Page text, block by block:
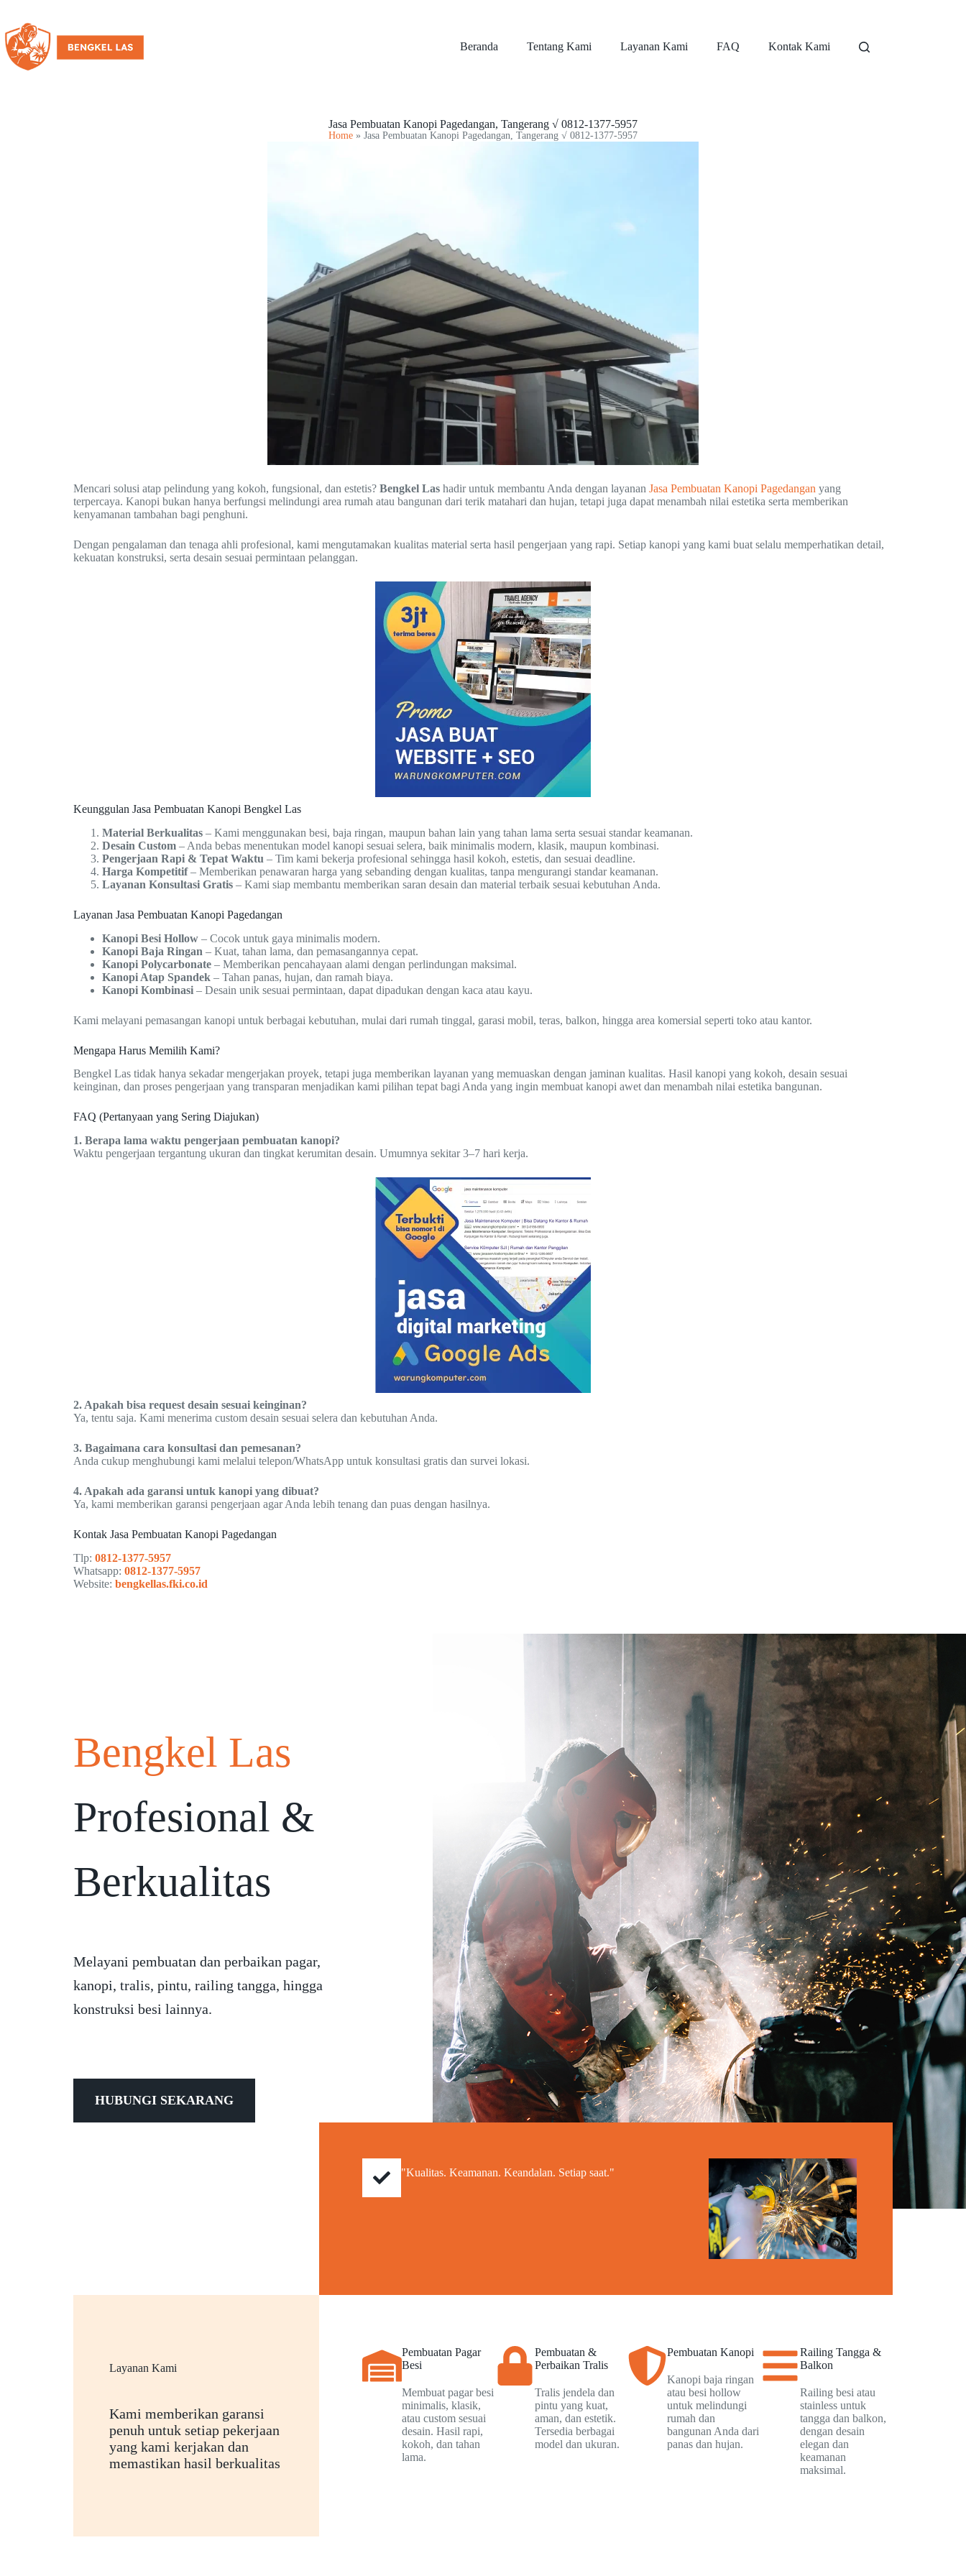
Beranda Tentang Kami Layanan Kami FAQ Kontak Kami
Jasa Pembuatan Kanopi Pagedangan, Tangerang √ 0812-1377-5957
Home » Jasa Pembuatan Kanopi Pagedangan, Tangerang √ 0812-1377-5957
Mencari solusi atap pelindung yang kokoh, fungsional, dan estetis? Bengkel Las hadir untuk membantu Anda dengan layanan Jasa Pembuatan Kanopi Pagedangan yang
terpercaya. Kanopi bukan hanya berfungsi melindungi area rumah atau bangunan dari terik matahari dan hujan, tetapi juga dapat menambah nilai estetika serta memberikan
kenyamanan tambahan bagi penghuni.
Dengan pengalaman dan tenaga ahli profesional, kami mengutamakan kualitas material serta hasil pengerjaan yang rapi. Setiap kanopi yang kami buat selalu memperhatikan detail,
kekuatan konstruksi, serta desain sesuai permintaan pelanggan.
Keunggulan Jasa Pembuatan Kanopi Bengkel Las
Material Berkualitas – Kami menggunakan besi, baja ringan, maupun bahan lain yang tahan lama serta sesuai standar keamanan.
Desain Custom – Anda bebas menentukan model kanopi sesuai selera, baik minimalis modern, klasik, maupun kombinasi.
Pengerjaan Rapi & Tepat Waktu – Tim kami bekerja profesional sehingga hasil kokoh, estetis, dan sesuai deadline.
Harga Kompetitif– Memberikan penawaran harga yang sebanding dengan kualitas, tanpa mengurangi standar keamanan.
Layanan Konsultasi Gratis – Kami siap membantu memberikan saran desain dan material terbaik sesuai kebutuhan Anda.
Layanan Jasa Pembuatan Kanopi Pagedangan
Kanopi Besi Hollow – Cocok untuk gaya minimalis modern.
Kanopi Baja Ringan – Kuat, tahan lama, dan pemasangannya cepat.
Kanopi Polycarbonate – Memberikan pencahayaan alami dengan perlindungan maksimal.
Kanopi Atap Spandek – Tahan panas, hujan, dan ramah biaya.
Kanopi Kombinasi – Desain unik sesuai permintaan, dapat dipadukan dengan kaca atau kayu.
Kami melayani pemasangan kanopi untuk berbagai kebutuhan, mulai dari rumah tinggal, garasi mobil, teras, balkon, hingga area komersial seperti toko atau kantor.
Mengapa Harus Memilih Kami?
Bengkel Las tidak hanya sekadar mengerjakan proyek, tetapi juga memberikan layanan yang memuaskan dengan jaminan kualitas. Hasil kanopi yang kokoh, desain sesuai
keinginan, dan proses pengerjaan yang transparan menjadikan kami pilihan tepat bagi Anda yang ingin membuat kanopi awet dan menambah nilai estetika bangunan.
FAQ (Pertanyaan yang Sering Diajukan)
1. Berapa lama waktu pengerjaan pembuatan kanopi?
Waktu pengerjaan tergantung ukuran dan tingkat kerumitan desain. Umumnya sekitar 3–7 hari kerja.
2. Apakah bisa request desain sesuai keinginan?
Ya, tentu saja. Kami menerima custom desain sesuai selera dan kebutuhan Anda.
3. Bagaimana cara konsultasi dan pemesanan?
Anda cukup menghubungi kami melalui telepon/WhatsApp untuk konsultasi gratis dan survei lokasi.
4. Apakah ada garansi untuk kanopi yang dibuat?
Ya, kami memberikan garansi pengerjaan agar Anda lebih tenang dan puas dengan hasilnya.
Kontak Jasa Pembuatan Kanopi Pagedangan
Tlp: 0812-1377-5957
Whatsapp: 0812-1377-5957
Website: bengkellas.fki.co.id
Bengkel Las
Profesional &
Berkualitas
Melayani pembuatan dan perbaikan pagar,
kanopi, tralis, pintu, railing tangga, hingga
konstruksi besi lainnya.
HUBUNGI SEKARANG
"Kualitas. Keamanan. Keandalan. Setiap saat."
Layanan Kami
Kami memberikan garansi
penuh untuk setiap pekerjaan
yang kami kerjakan dan
memastikan hasil berkualitas
Pembuatan Pagar
Besi
Membuat pagar besi
minimalis, klasik,
atau custom sesuai
desain. Hasil rapi,
kokoh, dan tahan
lama.
Pembuatan &
Perbaikan Tralis
Tralis jendela dan
pintu yang kuat,
aman, dan estetik.
Tersedia berbagai
model dan ukuran.
Pembuatan Kanopi
Kanopi baja ringan
atau besi hollow
untuk melindungi
rumah dan
bangunan Anda dari
panas dan hujan.
Railing Tangga &
Balkon
Railing besi atau
stainless untuk
tangga dan balkon,
dengan desain
elegan dan
keamanan
maksimal.